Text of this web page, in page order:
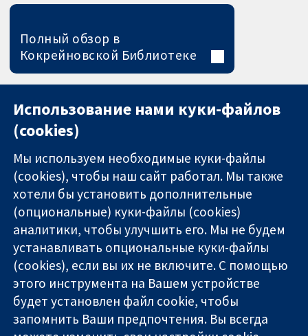
Полный обзор в
Кокрейновской Библиотеке
Надёжные
доказательства
Информированные
решения
Во благо
11-13 Cavendish
Square
London
W1G 0AN
United Kingdom
Связаться с
нами
Новости
Пресс-
служба
О нас
Работа
Использование нами куки-файлов
(cookies)
Мы используем необходимые куки-файлы
(cookies), чтобы наш сайт работал. Мы также
хотели бы установить дополнительные
(опциональные) куки-файлы (cookies)
аналитики, чтобы улучшить его. Мы не будем
устанавливать опциональные куки-файлы
(cookies), если вы их не включите. С помощью
этого инструмента на Вашем устройстве
будет установлен файл cookie, чтобы
запомнить Ваши предпочтения. Вы всегда